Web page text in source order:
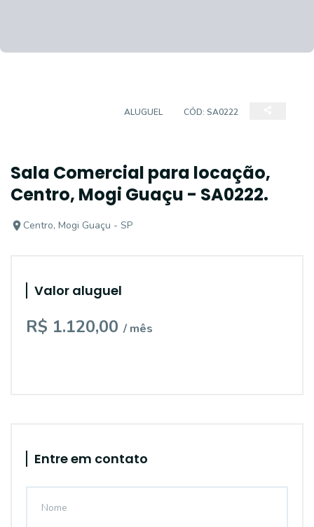
ALUGUEL CÓD: SA0222
Sala Comercial para locação,
Centro, Mogi Guaçu - SA0222.
Centro, Mogi Guaçu - SP
Valor aluguel
R$ 1.120,00 / mês
Entre em contato